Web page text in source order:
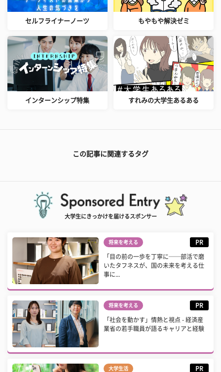
セルフライナーノーツ もやもや解決ゼミ
インターンシップ特集 すれみの大学生あるある
この記事に関連するタグ
大学生にきっかけを届けるスポンサー
将来を考える PR
「目の前の一歩を丁寧に──部活で磨
いたタフネスが、国の未来を考える仕
事に...
将来を考える PR
「社会を動かす」情熱と視点 - 経済産
業省の若手職員が語るキャリアと経験
大学生活 PR